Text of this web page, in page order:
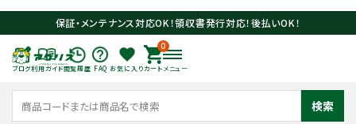
保証・メンテナンス対応OK！領収書発行対応！後払いOK！
ブログ利用ガイド閲覧履歴 FAQ お気に入り
0
カート メニュー
検索